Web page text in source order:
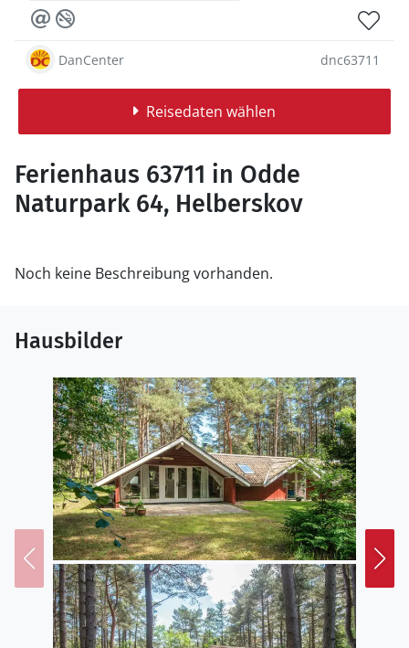
DanCenter dnc63711
Reisedaten wählen
Ferienhaus 63711 in Odde
Naturpark 64, Helberskov
Noch keine Beschreibung vorhanden.
Hausbilder